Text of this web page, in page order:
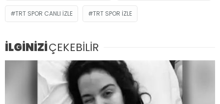
TRT SPOR CANLI IZLE TRT SPOR IZLE
İLGİNİZİÇEKEBİLİR